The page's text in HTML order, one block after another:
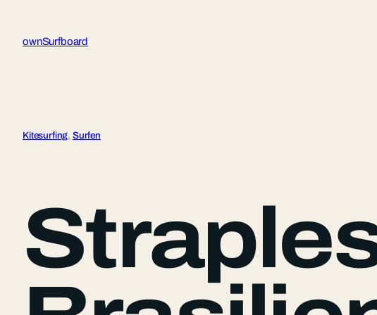
springen
ownSurfboard
Kitesurfing, Surfen